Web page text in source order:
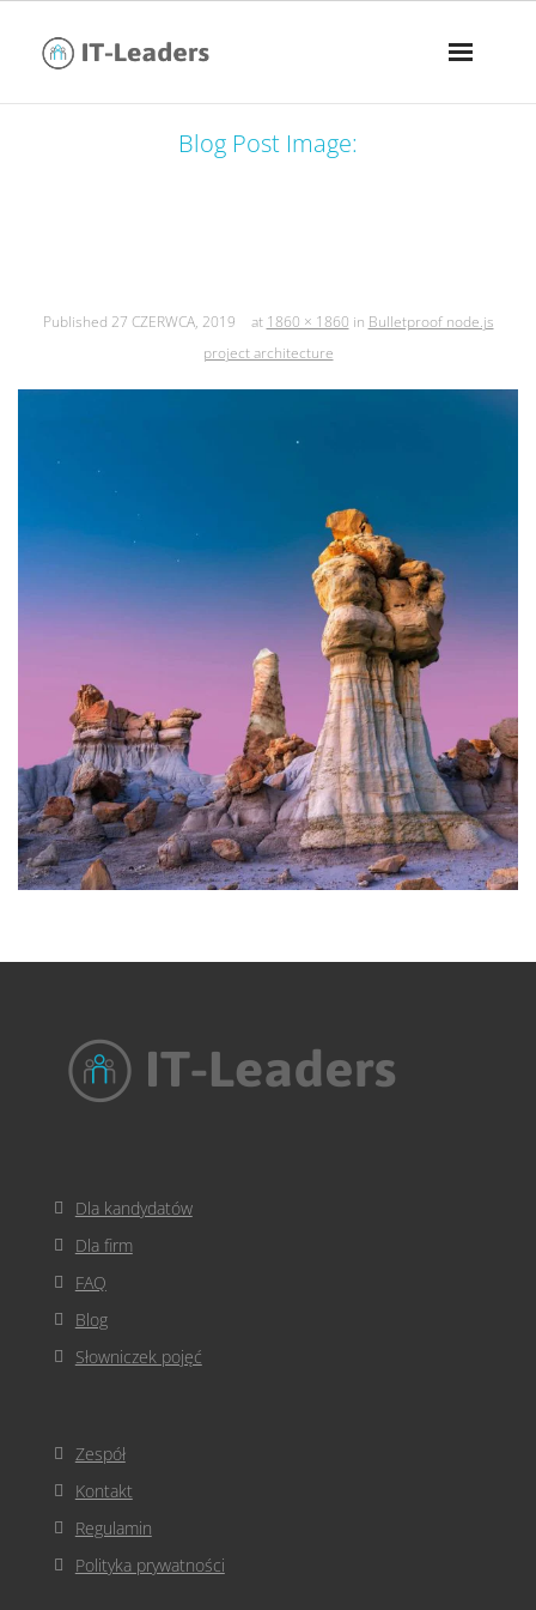
Blog Post Image:
Published 27 CZERWCA, 2019 at 1860 × 1860 in Bulletproof node.js
project architecture
Dla kandydatów
Dla firm
FAQ
Blog
Słowniczek pojęć
Zespół
Kontakt
Regulamin
Polityka prywatności